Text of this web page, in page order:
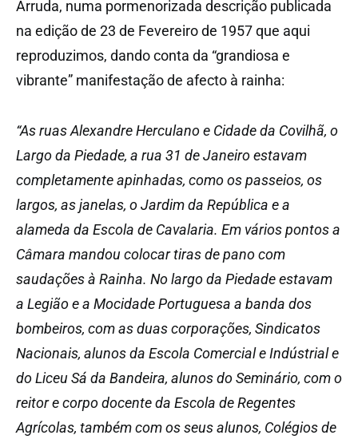
Arruda, numa pormenorizada descrição publicada
na edição de 23 de Fevereiro de 1957 que aqui
reproduzimos, dando conta da “grandiosa e
vibrante” manifestação de afecto à rainha:
“As ruas Alexandre Herculano e Cidade da Covilhã, o
Largo da Piedade, a rua 31 de Janeiro estavam
completamente apinhadas, como os passeios, os
largos, as janelas, o Jardim da República e a
alameda da Escola de Cavalaria. Em vários pontos a
Câmara mandou colocar tiras de pano com
saudações à Rainha. No largo da Piedade estavam
a Legião e a Mocidade Portuguesa a banda dos
bombeiros, com as duas corporações, Sindicatos
Nacionais, alunos da Escola Comercial e Indústrial e
do Liceu Sá da Bandeira, alunos do Seminário, com o
reitor e corpo docente da Escola de Regentes
Agrícolas, também com os seus alunos, Colégios de